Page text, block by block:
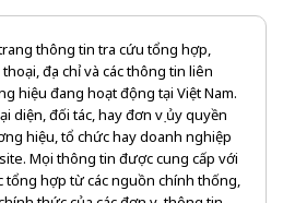
trang thông tin tra cứu tổng hợp,
địa chỉ và các thông tin liên
hiệu đang hoạt động tại Việt Nam.
diện, đối tác, hay đơn vị ủy quyền
hiệu, tổ chức hay doanh nghiệp
Mọi thông tin được cung cấp với
tổng hợp từ các nguồn chính thống,